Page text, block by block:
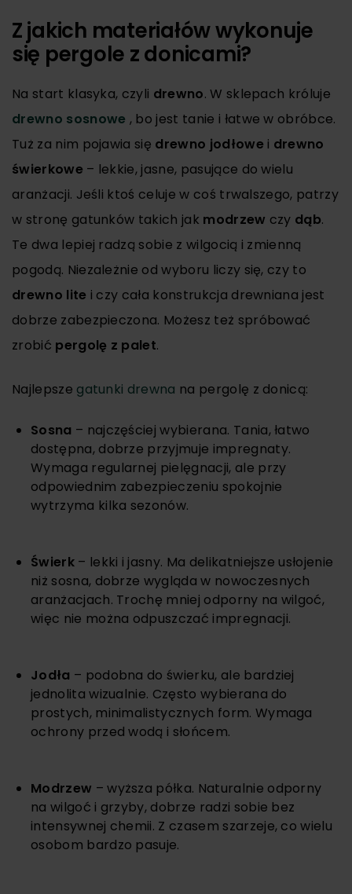
Z jakich materiałów wykonuje
się pergole z donicami?
Na start klasyka, czyli drewno. W sklepach króluje
drewno sosnowe , bo jest tanie i łatwe w obróbce.
Tuż za nim pojawia się drewno jodłowe i drewno
świerkowe – lekkie, jasne, pasujące do wielu
aranżacji. Jeśli ktoś celuje w coś trwalszego, patrzy
w stronę gatunków takich jak modrzew czy dąb.
Te dwa lepiej radzą sobie z wilgocią i zmienną
pogodą. Niezależnie od wyboru liczy się, czy to
drewno lite i czy cała konstrukcja drewniana jest
dobrze zabezpieczona. Możesz też spróbować
zrobić pergolę z palet.
Najlepsze gatunki drewna na pergolę z donicą:
Sosna – najczęściej wybierana. Tania, łatwo
dostępna, dobrze przyjmuje impregnaty.
Wymaga regularnej pielęgnacji, ale przy
odpowiednim zabezpieczeniu spokojnie
wytrzyma kilka sezonów.
Świerk– lekki i jasny. Ma delikatniejsze usłojenie
niż sosna, dobrze wygląda w nowoczesnych
aranżacjach. Trochę mniej odporny na wilgoć,
więc nie można odpuszczać impregnacji.
Jodła – podobna do świerku, ale bardziej
jednolita wizualnie. Często wybierana do
prostych, minimalistycznych form. Wymaga
ochrony przed wodą i słońcem.
Modrzew – wyższa półka. Naturalnie odporny
na wilgoć i grzyby, dobrze radzi sobie bez
intensywnej chemii. Z czasem szarzeje, co wielu
osobom bardzo pasuje.